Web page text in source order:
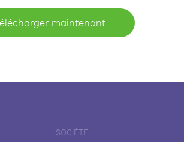
maintenant
SOCIÉTÉ